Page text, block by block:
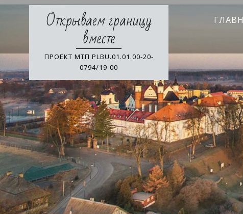
Skip
Открываем границу
вместе
ПРОЕКТ МТП PLBU.01.01.00-20-
0794/19-00